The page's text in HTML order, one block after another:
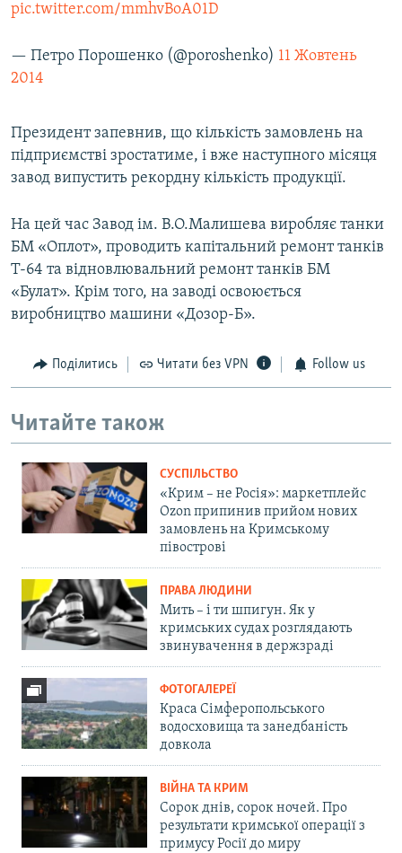
pic.twitter.com/mmhvBoA01D
— Петро Порошенко (@poroshenko) 11 Жовтень
2014
Президент запевнив, що кількість замовлень на
підприємстві зростатиме, і вже наступного місяця
завод випустить рекордну кількість продукції.
На цей час Завод ім. В.О.Малишева виробляє танки
БМ «Оплот», проводить капітальний ремонт танків
Т-64 та відновлювальний ремонт танків БМ
«Булат». Крім того, на заводі освоюється
виробництво машини «Дозор-Б».
Поділитись Читати без VPN Follow us
Читайте також
СУСПІЛЬСТВО
«Крим – не Росія»: маркетплейс
Ozon припинив прийом нових
замовлень на Кримському
півострові
ПРАВА ЛЮДИНИ
Мить – і ти шпигун. Як у
кримських судах розглядають
звинувачення в держзраді
ФОТОГАЛЕРЕЇ
Краса Сімферопольського
водосховища та занедбаність
довкола
ВІЙНА ТА КРИМ
Сорок днів, сорок ночей. Про
результати кримської операції з
примусу Росії до миру